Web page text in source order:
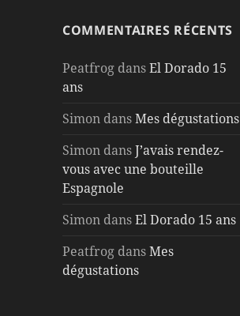
COMMENTAIRES RÉCENTS
Peatfrog dansEl Dorado 15
ans
Simon dansMes dégustations
Simon dansJ’avais rendez-
vous avec une bouteille
Espagnole
Simon dansEl Dorado 15 ans
Peatfrog dansMes
dégustations